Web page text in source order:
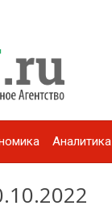
Аналитика